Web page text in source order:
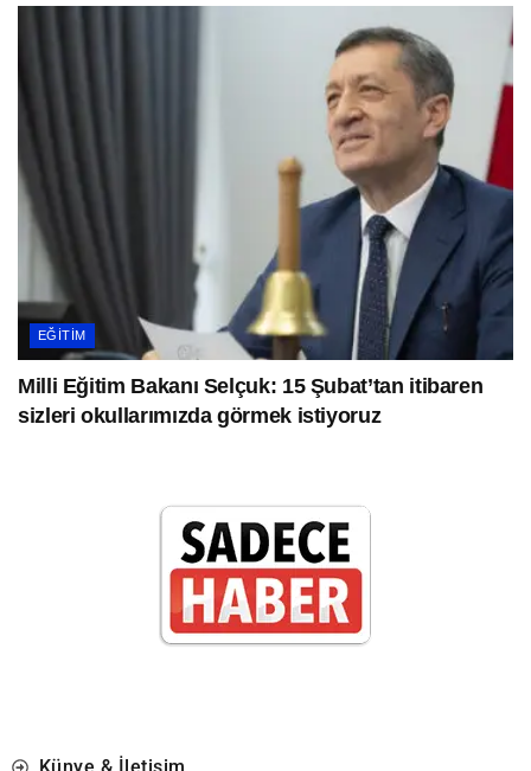
EĞITIM
Milli Eğitim Bakanı Selçuk: 15 Şubat’tan itibaren
sizleri okullarımızda görmek istiyoruz
Künye & İletişim